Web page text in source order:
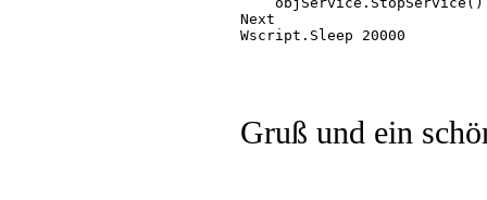
Next
Wscript.Sleep 20000
Gruß und ein